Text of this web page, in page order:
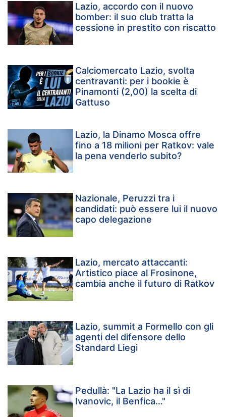
Lazio, accordo con il nuovo
bomber: il suo club tratta la
cessione in prestito con riscatto
Calciomercato Lazio, svolta
centravanti: per i bookie è
Pinamonti (2,00) la scelta di
Gattuso
Lazio, la Dinamo Mosca offre
fino a 18 milioni per Ratkov: vale
la pena venderlo subito?
Nazionale, Peruzzi tra i
candidati: può essere lui il nuovo
capo delegazione
Lazio, mercato attaccanti:
Artistico piace al Frosinone,
cambia anche il futuro di Ratkov
Lazio, summit a Formello con gli
agenti del difensore dello
Standard Liegi
Pedullà: "La Lazio ha il sì di
Ivanovic, il Benfica…"